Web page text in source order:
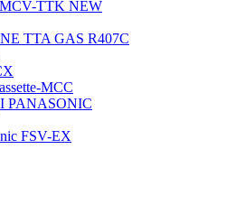
MCV-TTK NEW
TTA GAS R407C
MCC
PANASONIC
FSV-EX